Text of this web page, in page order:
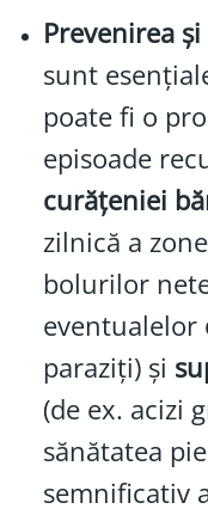
Prevenirea
sunt
poate fi o
episoade
curățeniei
zilnică a
bolurilor
eventualelor
paraziți) și
(de ex. acizi
sănătatea
semnificativ